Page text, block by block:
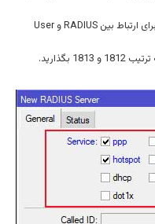
Shared Secret را یک رمز عبور انتخاب کنید که برای ارتباط بین RADIUS و User